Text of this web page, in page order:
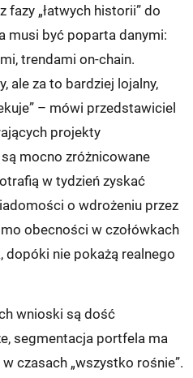
fazy „łatwych historii” do
musi być poparta danymi:
trendami on-chain.
ale za to bardziej lojalny,
– mówi przedstawiciel
projekty
mocno zróżnicowane
w tydzień zyskać
o wdrożeniu przez
obecności w czołówkach
nie pokażą realnego
wnioski są dość
segmentacja portfela ma
czasach „wszystko rośnie”.